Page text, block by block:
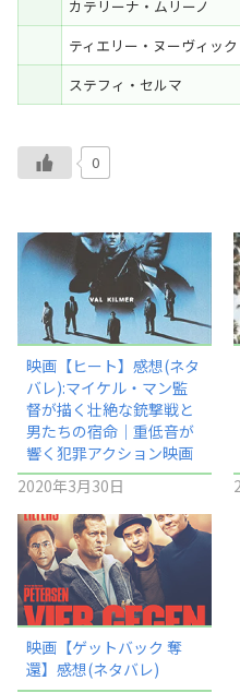
カテリーナ・ムリーノ
ティエリー・ヌーヴィック
ステフィ・セルマ
0
映画【ヒート】感想(ネタ
バレ):マイケル・マン監
督が描く壮絶な銃撃戦と
男たちの宿命｜重低音が
響く犯罪アクション映画
2020年3月30日
映画【ゲットバック 奪
還】感想(ネタバレ)